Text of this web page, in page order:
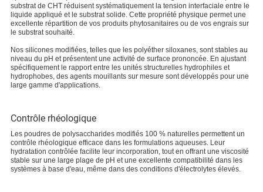
substrat de CHT réduisent systématiquement la tension interfaciale entre le
liquide appliqué et le substrat solide. Cette propriété physique permet une
excellente répartition de vos produits phytosanitaires ou de vos engrais sur
le substrat souhaité.
Nos silicones modifiées, telles que les polyéther siloxanes, sont stables au
niveau du pH et présentent une activité de surface prononcée. En ajustant
spécifiquement le rapport entre les unités structurelles hydrophiles et
hydrophobes, des agents mouillants sur mesure sont développés pour une
large gamme d'applications.
Contrôle rhéologique
Les poudres de polysaccharides modifiés 100 % naturelles permettent un
contrôle rhéologique efficace dans les formulations aqueuses. Leur
hydratation contrôlée facilite leur incorporation, tout en offrant une viscosité
stable sur une large plage de pH et une excellente compatibilité dans les
systèmes à base d'eau, même dans des conditions d'électrolytes élevés.